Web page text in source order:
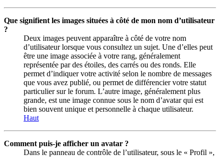
Que signifient les images situées à côté de mon nom d’utilisateur
?
Deux images peuvent apparaître à côté de votre nom
d’utilisateur lorsque vous consultez un sujet. Une d’elles peut
être une image associée à votre rang, généralement
représentée par des étoiles, des carrés ou des ronds. Elle
permet d’indiquer votre activité selon le nombre de messages
que vous avez publié, ou permet de différencier votre statut
particulier sur le forum. L’autre image, généralement plus
grande, est une image connue sous le nom d’avatar qui est
bien souvent unique et personnelle à chaque utilisateur.
Haut
Comment puis-je afficher un avatar ?
Dans le panneau de contrôle de l’utilisateur, sous le « Profil »,